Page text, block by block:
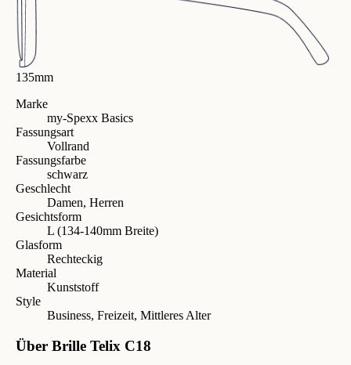
135mm
Marke
my-Spexx Basics
Fassungsart
Vollrand
Fassungsfarbe
schwarz
Geschlecht
Damen, Herren
Gesichtsform
L (134-140mm Breite)
Glasform
Rechteckig
Material
Kunststoff
Style
Business, Freizeit, Mittleres Alter
Über Brille Telix C18